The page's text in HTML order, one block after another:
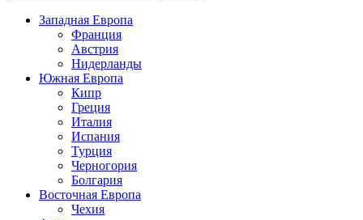
Западная Европа
Франция
Австрия
Нидерланды
Южная Европа
Кипр
Греция
Италия
Испания
Турция
Черногория
Болгария
Восточная Европа
Чехия